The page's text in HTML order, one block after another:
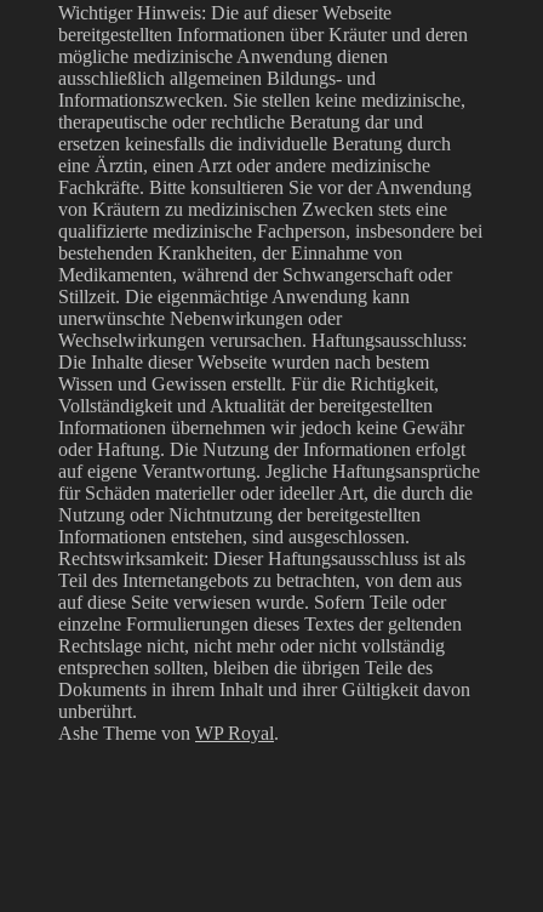
Wichtiger Hinweis: Die auf dieser Webseite
bereitgestellten Informationen über Kräuter und deren
mögliche medizinische Anwendung dienen
ausschließlich allgemeinen Bildungs- und
Informationszwecken. Sie stellen keine medizinische,
therapeutische oder rechtliche Beratung dar und
ersetzen keinesfalls die individuelle Beratung durch
eine Ärztin, einen Arzt oder andere medizinische
Fachkräfte. Bitte konsultieren Sie vor der Anwendung
von Kräutern zu medizinischen Zwecken stets eine
qualifizierte medizinische Fachperson, insbesondere bei
bestehenden Krankheiten, der Einnahme von
Medikamenten, während der Schwangerschaft oder
Stillzeit. Die eigenmächtige Anwendung kann
unerwünschte Nebenwirkungen oder
Wechselwirkungen verursachen. Haftungsausschluss:
Die Inhalte dieser Webseite wurden nach bestem
Wissen und Gewissen erstellt. Für die Richtigkeit,
Vollständigkeit und Aktualität der bereitgestellten
Informationen übernehmen wir jedoch keine Gewähr
oder Haftung. Die Nutzung der Informationen erfolgt
auf eigene Verantwortung. Jegliche Haftungsansprüche
für Schäden materieller oder ideeller Art, die durch die
Nutzung oder Nichtnutzung der bereitgestellten
Informationen entstehen, sind ausgeschlossen.
Rechtswirksamkeit: Dieser Haftungsausschluss ist als
Teil des Internetangebots zu betrachten, von dem aus
auf diese Seite verwiesen wurde. Sofern Teile oder
einzelne Formulierungen dieses Textes der geltenden
Rechtslage nicht, nicht mehr oder nicht vollständig
entsprechen sollten, bleiben die übrigen Teile des
Dokuments in ihrem Inhalt und ihrer Gültigkeit davon
unberührt.
Ashe Theme von WP Royal.